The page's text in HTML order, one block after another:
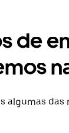
de
algumas